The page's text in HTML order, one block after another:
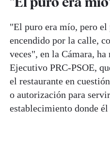
"El puro era mío, pero
encendido por la calle,
veces", en la Cámara,
Ejecutivo PRC-PSOE,
el restaurante en
o autorización para
establecimiento donde